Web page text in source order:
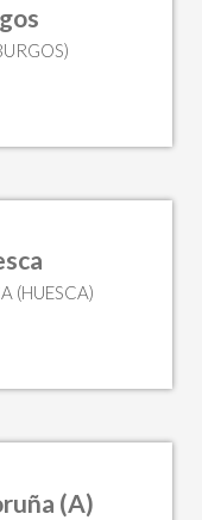
(HUESCA)
(A)